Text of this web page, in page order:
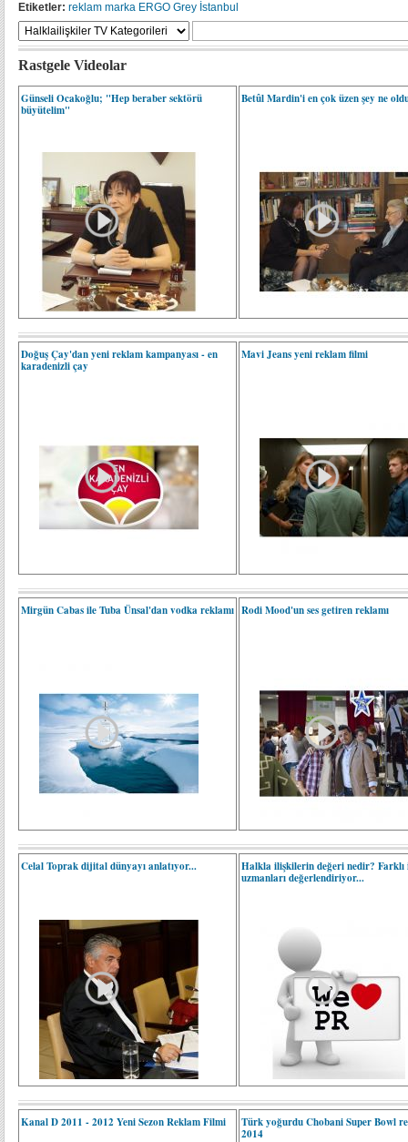
Etiketler: reklam marka ERGO Grey İstanbul
Rastgele Videolar
Günseli Ocakoğlu; "Hep beraber sektörü
büyütelim"
Betûl Mardin'i en çok üzen şey ne
Doğuş Çay'dan yeni reklam kampanyası - en
karadenizli çay
Mavi Jeans yeni reklam filmi
Mirgün Cabas ile Tuba Ünsal'dan vodka reklamı Rodi Mood'un ses getiren reklamı
Celal Toprak dijital dünyayı anlatıyor...
Halkla ilişkilerin değeri nedir? Farklı
uzmanları değerlendiriyor...
Kanal D 2011 - 2012 Yeni Sezon Reklam Filmi
Türk yoğurdu Chobani Super Bowl
2014